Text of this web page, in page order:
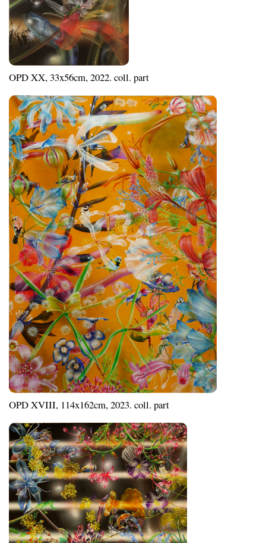
OPD XX, 33x56cm, 2022. coll. part
OPD XVIII, 114x162cm, 2023. coll. part